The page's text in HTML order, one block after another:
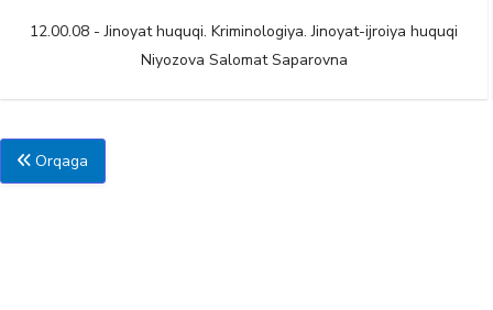
12.00.08 - Jinoyat huquqi. Kriminologiya. Jinoyat-ijroiya huquqi
Niyozova Salomat Saparovna
Orqaga